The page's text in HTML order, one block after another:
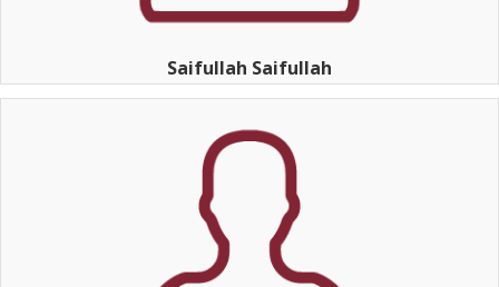
Saifullah Saifullah